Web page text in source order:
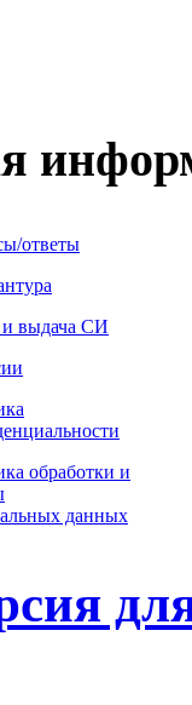
ответы
выдача СИ
обработки и
данных